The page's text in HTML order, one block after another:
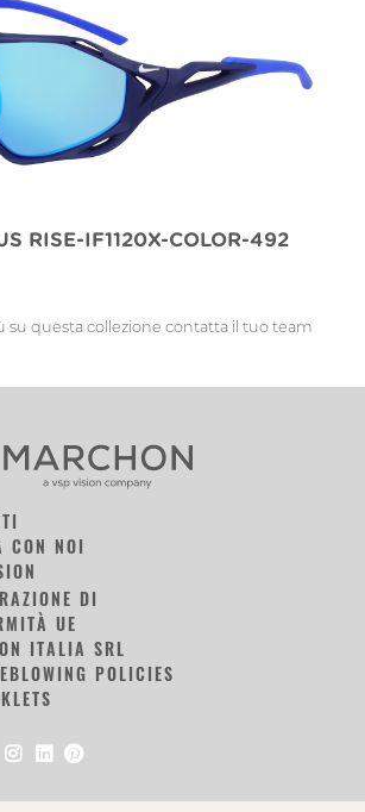
RISE-IF1120X-COLOR-492
su questa collezione contatta il tuo team
CON NOI
DI
UE
ITALIA SRL
POLICIES